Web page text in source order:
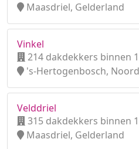
Maasdriel, Gelderland
Vinkel
214 dakdekkers binnen
's-Hertogenbosch,
Velddriel
315 dakdekkers binnen
Maasdriel, Gelderland